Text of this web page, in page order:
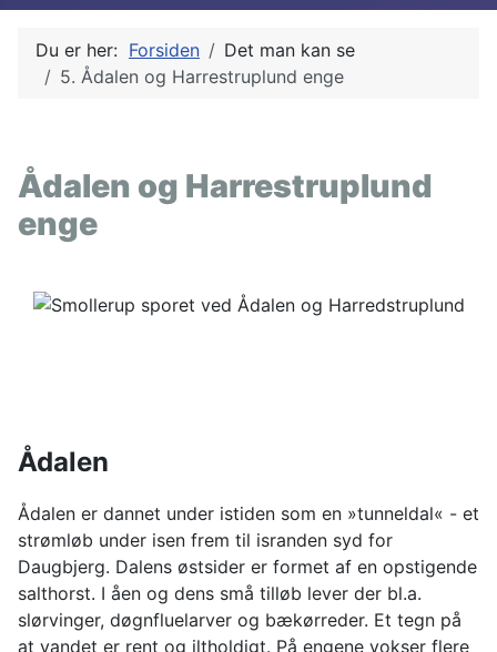
Du er her: Forsiden
Det man kan se
5. Ådalen og Harrestruplund enge
Ådalen og Harrestruplund
enge
Ådalen
Ådalen er dannet under istiden som en »tunneldal« - et
strømløb under isen frem til isranden syd for
Daugbjerg. Dalens østsider er formet af en opstigende
salthorst. I åen og dens små tilløb lever der bl.a.
slørvinger, døgnfluelarver og bækørreder. Et tegn på
at vandet er rent og iltholdigt. På engene vokser flere